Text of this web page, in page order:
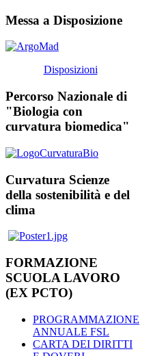
Messa a Disposizione
Disposizioni
Percorso Nazionale di
"Biologia con
curvatura biomedica"
Curvatura Scienze
della sostenibilità e del
clima
FORMAZIONE
SCUOLA LAVORO
(EX PCTO)
PROGRAMMAZIONE
ANNUALE FSL
CARTA DEI DIRITTI